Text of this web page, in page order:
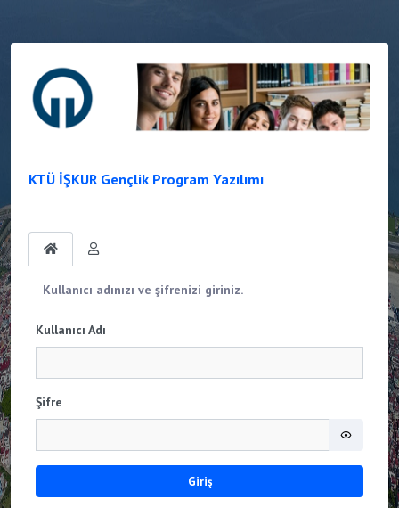
KTÜ İŞKUR Gençlik Program Yazılımı
Kullanıcı adınızı ve şifrenizi giriniz.
Kullanıcı Adı
Şifre
Giriş